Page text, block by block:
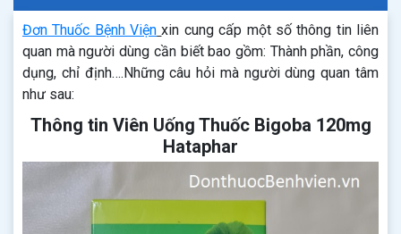
Đơn Thuốc Bệnh Viện xin cung cấp một số thông tin liên
quan mà người dùng cần biết bao gồm: Thành phần, công
dụng, chỉ định….Những câu hỏi mà người dùng quan tâm
như sau:
Thông tin Viên Uống Thuốc Bigoba 120mg
Hataphar